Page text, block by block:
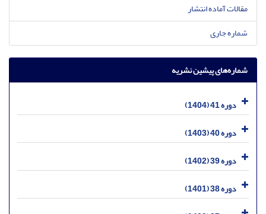
مقالات آماده انتشار
شماره جاری
شماره‌های پیشین نشریه
دوره 41 (1404)
دوره 40 (1403)
دوره 39 (1402)
دوره 38 (1401)